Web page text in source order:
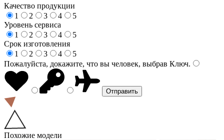
Качество продукции
1
2 3 4
5
Уровень сервиса
1
2 3 4
5
Срок изготовления
1
2 3 4
5
Пожалуйста, докажите, что вы человек, выбрав Ключ.
Похожие модели